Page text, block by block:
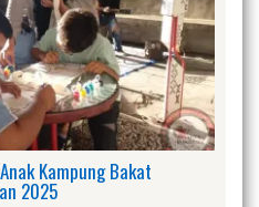
Kampung Bakat
2025